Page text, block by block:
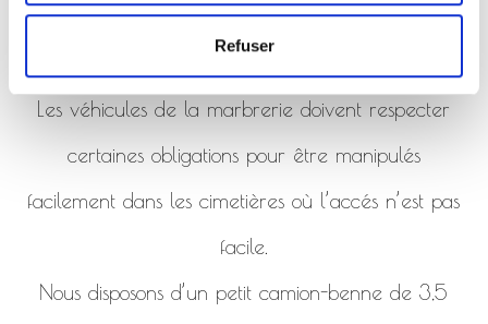
Refuser
Que ça soit pour l’activité de pompes funèbres ou
Les véhicules de la marbrerie doivent respecter
certaines obligations pour être manipulés
facilement dans les cimetières où l’accés n’est pas
facile.
Nous disposons d’un petit camion-benne de 3,5